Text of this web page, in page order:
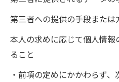
第三者への提供の手段または
本人の求めに応じて個人情
ること
・前項の定めにかかわらず